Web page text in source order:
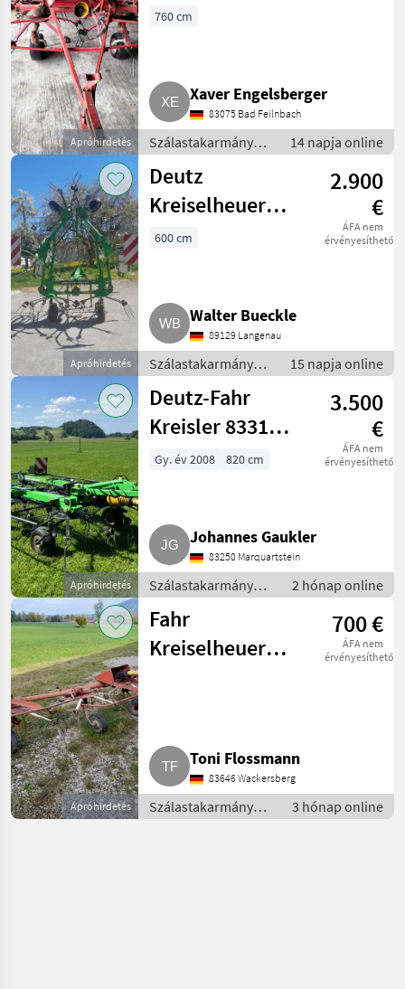
Apróhirdetés
760 cm
Xaver Engelsberger
83075 Bad Feilnbach
Szálastakarmány
betakarítók /
Rendkezelő
14 napja online
Apróhirdetés
Deutz
Kreiselheuer
2.76 Hydro
2.900
€
ÁFA nem
érvényesíthető
600 cm
Walter Bueckle
89129 Langenau
Szálastakarmány
betakarítók /
Rendkezelő
15 napja online
Apróhirdetés
Deutz-Fahr
Kreisler 8331
Kverneland 8331
3.500
€
ÁFA nem
érvényesíthető
Gy. év 2008 820 cm
Johannes Gaukler
83250 Marquartstein
Szálastakarmány
betakarítók /
Rendkezelő
2 hónap online
Apróhirdetés
Fahr
Kreiselheuer
700 €
ÁFA nem
érvényesíthető
Toni Flossmann
83646 Wackersberg
Szálastakarmány
betakarítók /
3 hónap online